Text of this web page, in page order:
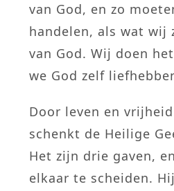
van God, en zo
handelen, als wat wij
van God. Wij doen
we God zelf
Door leven en
schenkt de Heilige
Het zijn drie gaven,
elkaar te scheiden.